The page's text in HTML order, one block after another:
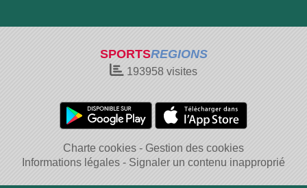
SPORTSREGIONS
193958 visites
Charte cookies
Gestion des cookies
Informations légales
Signaler un contenu inapproprié